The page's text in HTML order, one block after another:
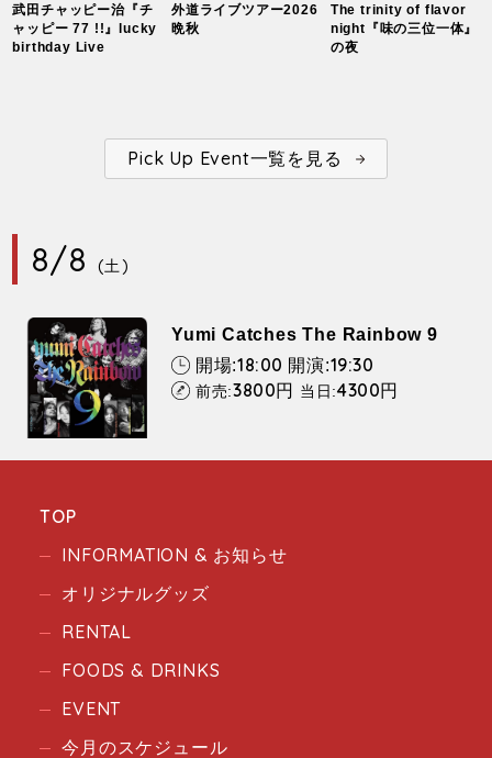
武田チャッピー治『チ
ャッピー 77 !!』lucky
birthday Live
外道ライブツアー2026
晩秋
The trinity of flavor
night『味の三位一体』
の夜
Pick Up Event一覧を見る
8/8 (土)
Yumi Catches The Rainbow 9
開場:18:00 開演:19:30
前売:3800円 当日:4300円
TOP
INFORMATION & お知らせ
オリジナルグッズ
RENTAL
FOODS & DRINKS
EVENT
今月のスケジュール